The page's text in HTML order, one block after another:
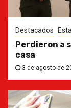
Destacados
Perdieron a
casa
3 de agosto de